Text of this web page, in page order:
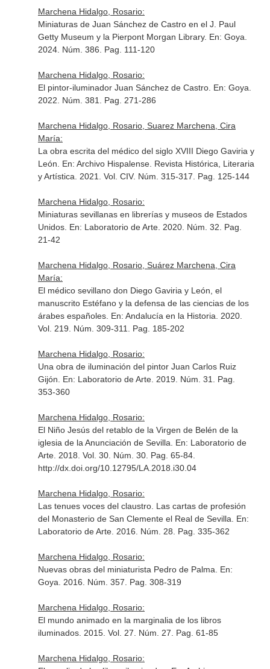
Marchena Hidalgo, Rosario:
Miniaturas de Juan Sánchez de Castro en el J. Paul
Getty Museum y la Pierpont Morgan Library. En: Goya
2024. Núm. 386. Pag. 111-120
Marchena Hidalgo, Rosario:
El pintor-iluminador Juan Sánchez de Castro. En: Goya
2022. Núm. 381. Pag. 271-286
Marchena Hidalgo, Rosario, Suarez Marchena, Cira
María:
La obra escrita del médico del siglo XVIII Diego Gaviria y
León. En: Archivo Hispalense. Revista Histórica, Literaria
y Artística . 2021. Vol. CIV. Núm. 315-317. Pag. 125-144
Marchena Hidalgo, Rosario:
Miniaturas sevillanas en librerías y museos de Estados
Unidos. En: Laboratorio de Arte. 2020. Núm. 32. Pag.
21-42
Marchena Hidalgo, Rosario, Suárez Marchena, Cira
María:
El médico sevillano don Diego Gaviria y León, el
manuscrito Estéfano y la defensa de las ciencias de los
árabes españoles. En: Andalucía en la Historia . 2020.
Vol. 219. Núm. 309-311. Pag. 185-202
Marchena Hidalgo, Rosario:
Una obra de iluminación del pintor Juan Carlos Ruiz
Gijón. En: Laboratorio de Arte. 2019. Núm. 31. Pag.
353-360
Marchena Hidalgo, Rosario:
El Niño Jesús del retablo de la Virgen de Belén de la
iglesia de la Anunciación de Sevilla. En: Laboratorio de
Arte. 2018. Vol. 30. Núm. 30. Pag. 65-84.
http://dx.doi.org/10.12795/LA.2018.i30.04
Marchena Hidalgo, Rosario:
Las tenues voces del claustro. Las cartas de profesión
del Monasterio de San Clemente el Real de Sevilla. En:
Laboratorio de Arte. 2016. Núm. 28. Pag. 335-362
Marchena Hidalgo, Rosario:
Nuevas obras del miniaturista Pedro de Palma. En:
Goya . 2016. Núm. 357. Pag. 308-319
Marchena Hidalgo, Rosario:
El mundo animado en la marginalia de los libros
iluminados. 2015. Vol. 27. Núm. 27. Pag. 61-85
Marchena Hidalgo, Rosario: